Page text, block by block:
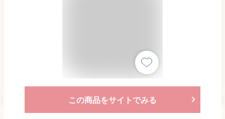
この商品をサイトでみる